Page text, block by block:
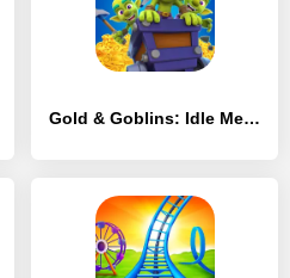
Gold & Goblins: Idle Merger - [MOD Бесконечные деньги]